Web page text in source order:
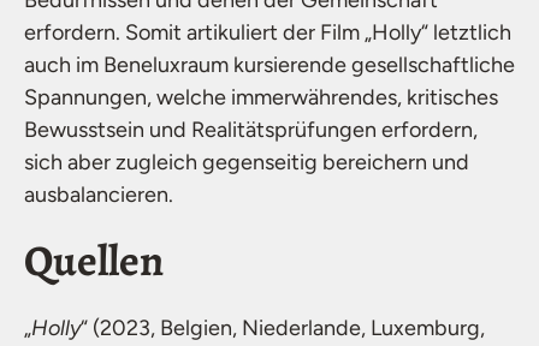
erfordern. Somit artikuliert der Film „Holly“ letztlich
auch im Beneluxraum kursierende gesellschaftliche
Spannungen, welche immerwährendes, kritisches
Bewusstsein und Realitätsprüfungen erfordern,
sich aber zugleich gegenseitig bereichern und
ausbalancieren.
Quellen
„Holly“ (2023, Belgien, Niederlande, Luxemburg,